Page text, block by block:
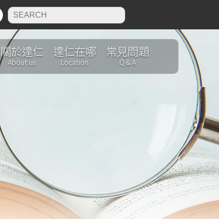
關於達仁
About us
達仁在哪
Location
常見問題
Q & A